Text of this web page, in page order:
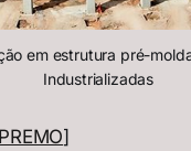
em estrutura pré-
Industrializadas
]